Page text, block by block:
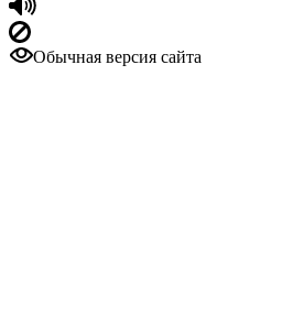
Обычная версия сайта